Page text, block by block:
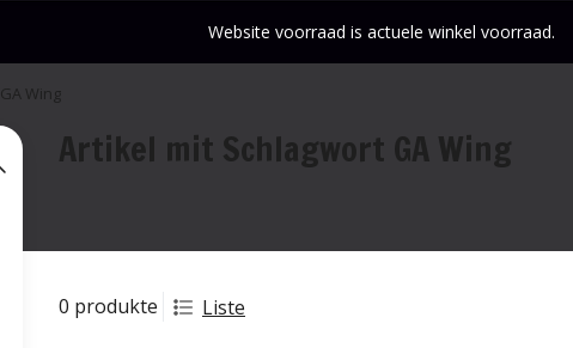
Website voorraad is actuele winkel voorraad.
GA Wing
Artikel mit Schlagwort GA Wing
0 produkte Liste